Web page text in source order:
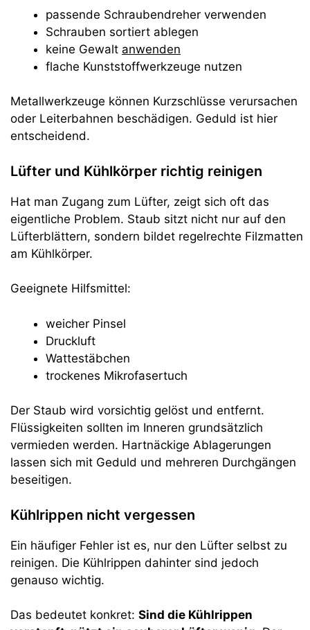
passende Schraubendreher verwenden
Schrauben sortiert ablegen
keine Gewalt anwenden
flache Kunststoffwerkzeuge nutzen
Metallwerkzeuge können Kurzschlüsse verursachen
oder Leiterbahnen beschädigen. Geduld ist hier
entscheidend.
Lüfter und Kühlkörper richtig reinigen
Hat man Zugang zum Lüfter, zeigt sich oft das
eigentliche Problem. Staub sitzt nicht nur auf den
Lüfterblättern, sondern bildet regelrechte Filzmatten
am Kühlkörper.
Geeignete Hilfsmittel:
weicher Pinsel
Druckluft
Wattestäbchen
trockenes Mikrofasertuch
Der Staub wird vorsichtig gelöst und entfernt.
Flüssigkeiten sollten im Inneren grundsätzlich
vermieden werden. Hartnäckige Ablagerungen
lassen sich mit Geduld und mehreren Durchgängen
beseitigen.
Kühlrippen nicht vergessen
Ein häufiger Fehler ist es, nur den Lüfter selbst zu
reinigen. Die Kühlrippen dahinter sind jedoch
genauso wichtig.
Das bedeutet konkret: Sind die Kühlrippen